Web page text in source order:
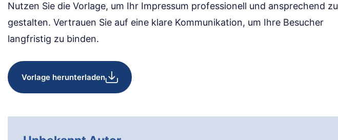
Nutzen Sie die Vorlage, um Ihr Impressum professionell und ansprechend zu
gestalten. Vertrauen Sie auf eine klare Kommunikation, um Ihre Besucher
langfristig zu binden.
Vorlage herunterladen